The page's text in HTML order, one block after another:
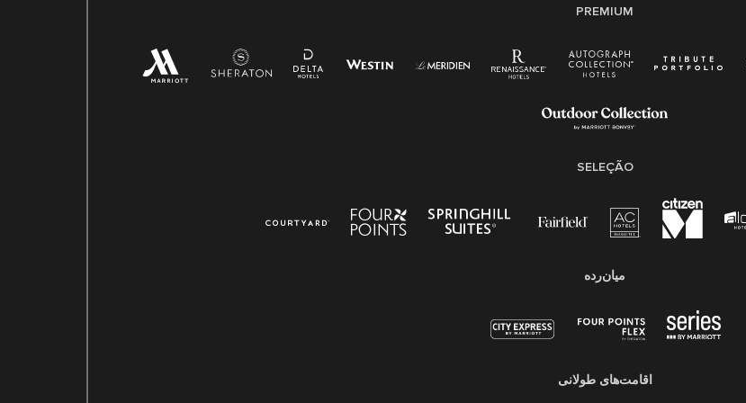
PREMIUM
SELEÇÃO
میان‌رده
اقامت‌های طولانی